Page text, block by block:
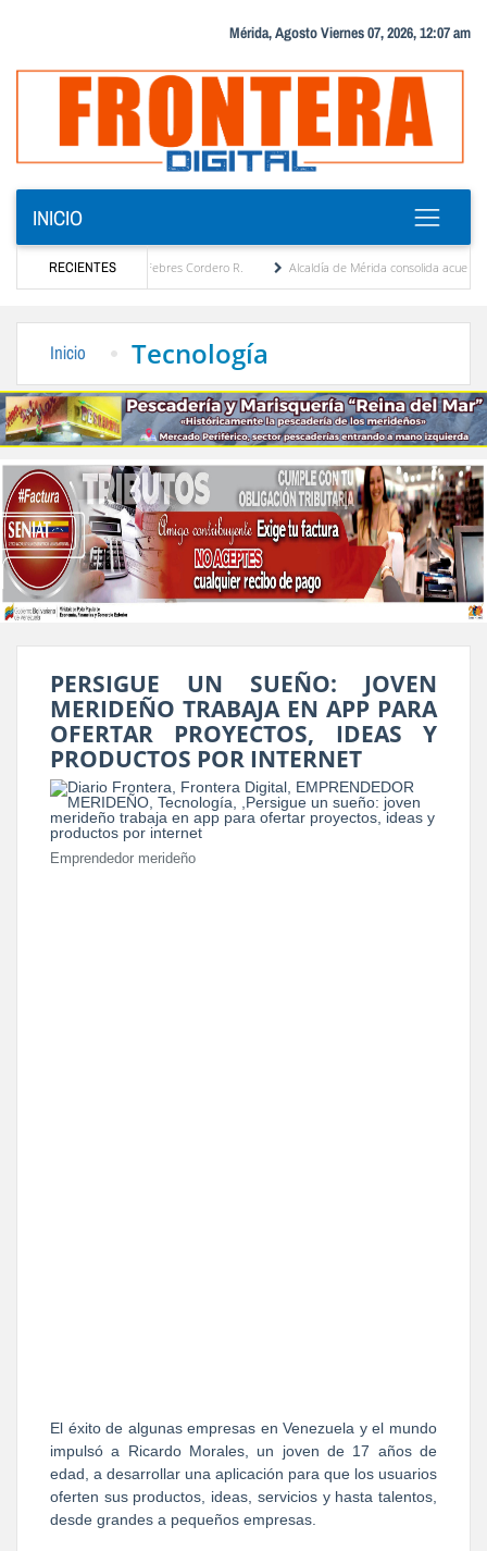
Mérida, Agosto Viernes 07, 2026, 12:07 am
INICIO
RECIENTES
María Eugenia Febres Cordero R.
Alcaldía de Mérida consolida acuerdos con
Inicio Tecnología
PERSIGUE UN SUEÑO: JOVEN
MERIDEÑO TRABAJA EN APP PARA
OFERTAR PROYECTOS, IDEAS Y
PRODUCTOS POR INTERNET
Emprendedor merideño
El éxito de algunas empresas en Venezuela y el mundo
impulsó a Ricardo Morales, un joven de 17 años de
edad, a desarrollar una aplicación para que los usuarios
oferten sus productos, ideas, servicios y hasta talentos,
desde grandes a pequeños empresas.